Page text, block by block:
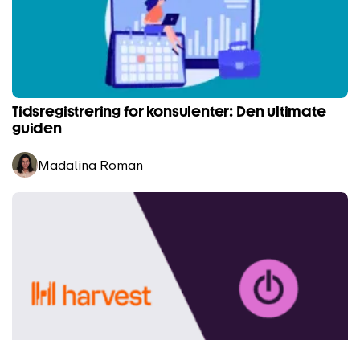
Tidsregistrering for konsulenter: Den ultimate
guiden
Madalina Roman